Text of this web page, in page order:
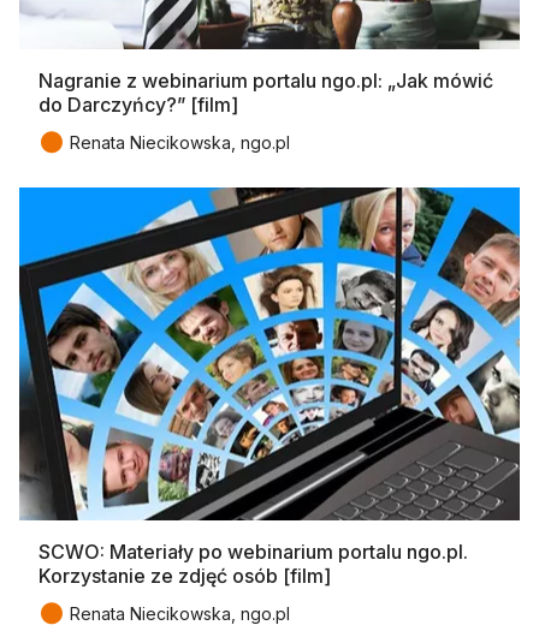
Nagranie z webinarium portalu ngo.pl: „Jak mówić
do Darczyńcy?” [film]
● Renata Niecikowska, ngo.pl
SCWO: Materiały po webinarium portalu ngo.pl.
Korzystanie ze zdjęć osób [film]
● Renata Niecikowska, ngo.pl